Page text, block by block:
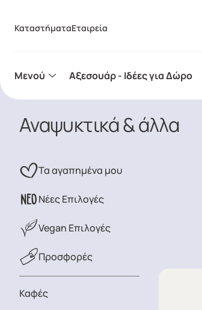
ΚαταστήματαΕταιρεία
Μενού Aξεσουάρ - Ιδέες για Δώρο
Αναψυκτικά & άλλα
Τα αγαπημένα μου
Νέες Επιλογές
Vegan Επιλογές
Προσφορές
Καφές